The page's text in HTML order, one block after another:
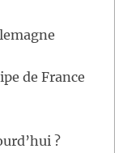
de France
?